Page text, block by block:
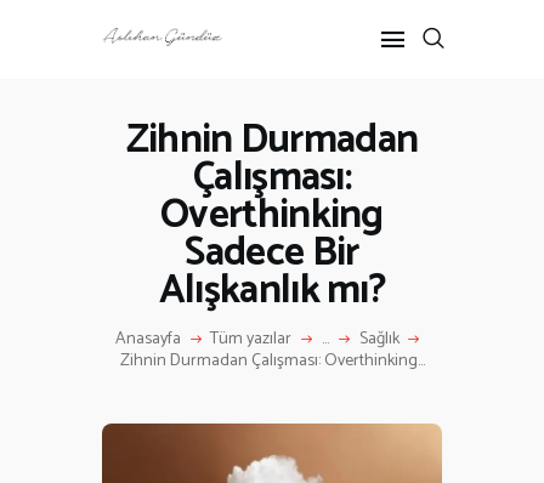
Zihnin Durmadan
Çalışması:
Overthinking
Sadece Bir
Alışkanlık mı?
Anasayfa Tüm yazılar ... Sağlık
Zihnin Durmadan Çalışması: Overthinking...
ANASAYFA
RÖPORTAJ
ANNE-ÇOCUK
KÜLTÜR SANAT
HAKKIMDA
İLETIŞIM